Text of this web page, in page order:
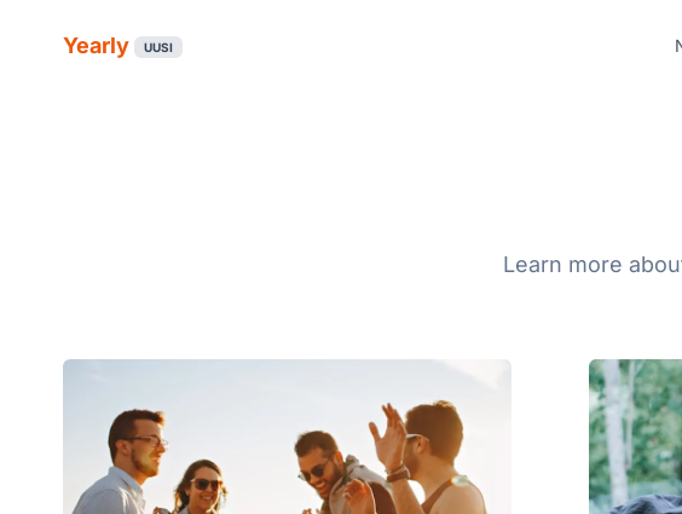
Yearly UUSI
Learn more